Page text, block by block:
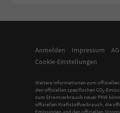
Anmelden Impressum
Cookie-Einstellungen
Weitere Informationen zum
den offiziellen spezifischen CO2-
zum Stromverbrauch neuer PKW
offiziellen Kraftstoffverbrauch, die